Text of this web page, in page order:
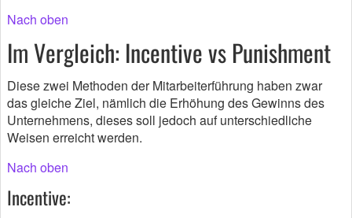
Nach oben
Im Vergleich: Incentive vs Punishment
Diese zwei Methoden der Mitarbeiterführung haben zwar
das gleiche Ziel, nämlich die Erhöhung des Gewinns des
Unternehmens, dieses soll jedoch auf unterschiedliche
Weisen erreicht werden.
Nach oben
Incentive: